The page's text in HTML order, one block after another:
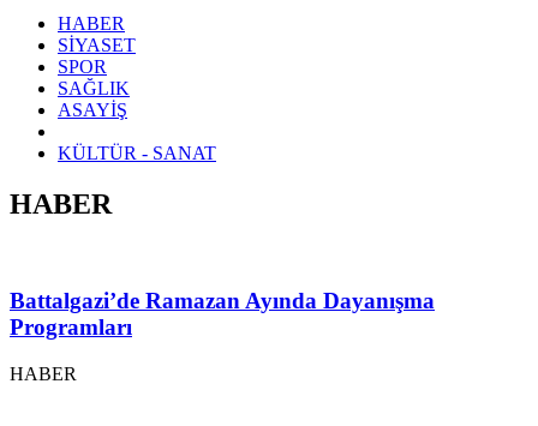
HABER
SİYASET
SPOR
SAĞLIK
ASAYİŞ
KÜLTÜR - SANAT
HABER
Battalgazi’de Ramazan Ayında Dayanışma
Programları
HABER